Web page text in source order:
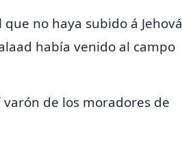
no haya subido á Jehová
había venido al campo
de los moradores de